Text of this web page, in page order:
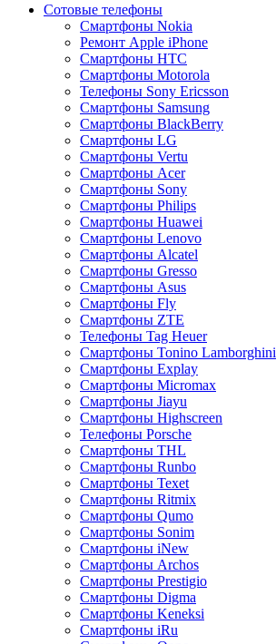
Сотовые телефоны
Смартфоны Nokia
Ремонт Apple iPhone
Смартфоны HTC
Смартфоны Motorola
Телефоны Sony Ericsson
Смартфоны Samsung
Смартфоны BlackBerry
Смартфоны LG
Смартфоны Vertu
Смартфоны Acer
Смартфоны Sony
Смартфоны Philips
Смартфоны Huawei
Смартфоны Lenovo
Смартфоны Alcatel
Смартфоны Gresso
Смартфоны Asus
Смартфоны Fly
Смартфоны ZTE
Телефоны Tag Heuer
Смартфоны Tonino Lamborghini
Смартфоны Explay
Смартфоны Micromax
Смартфоны Jiayu
Смартфоны Highscreen
Телефоны Porsche
Смартфоны THL
Смартфоны Runbo
Смартфоны Texet
Смартфоны Ritmix
Смартфоны Qumo
Смартфоны Sonim
Смартфоны iNew
Смартфоны Archos
Смартфоны Prestigio
Смартфоны Digma
Смартфоны Keneksi
Смартфоны iRu